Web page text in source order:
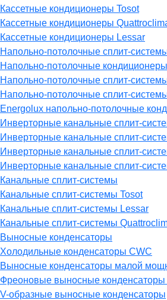
Кассетные кондиционеры Tosot
Кассетные кондиционеры
Кассетные кондиционеры Lessar
Напольно-потолочные сплит-
Напольно-потолочные
Напольно-потолочные сплит-
Напольно-потолочные сплит-
Energolux напольно-потолочные
Инверторные канальные сплит-
Инверторные канальные сплит-
Инверторные канальные сплит-
Инверторные канальные сплит-
Канальные сплит-системы
Канальные сплит-системы Tosot
Канальные сплит-системы Lessar
Канальные сплит-системы
Выносные конденсаторы
Холодильные конденсаторы CWC
Выносные конденсаторы малой
Фреоновые выносные
V-образные выносные конденсаторы